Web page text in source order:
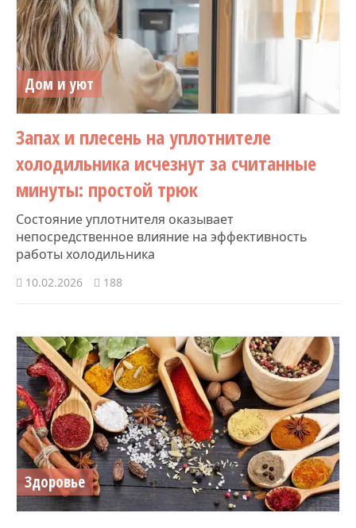
Дом и уют
Запах и плесень на уплотнителе
холодильника исчезнут за считанные
минуты: простой трюк
Состояние уплотнителя оказывает
непосредственное влияние на эффективность
работы холодильника
10.02.2026 188
Здоровье